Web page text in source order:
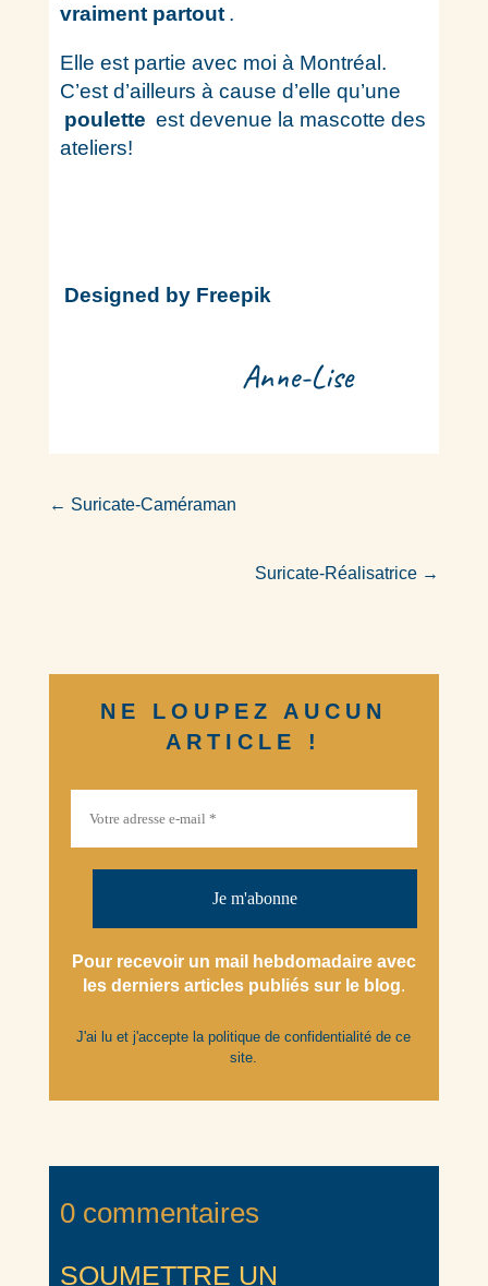
vraiment partout .
Elle est partie avec moi à Montréal.
C’est d’ailleurs à cause d’elle qu’une
poulette est devenue la mascotte des
ateliers!
Designed by Freepik
Anne-Lise
← Suricate-Caméraman
Suricate-Réalisatrice →
NE LOUPEZ AUCUN
ARTICLE !
Pour recevoir un mail hebdomadaire avec
les derniers articles publiés sur le blog.
J'ai lu et j'accepte lapolitique de confidentialité de ce
site.
0 commentaires
SOUMETTRE UN